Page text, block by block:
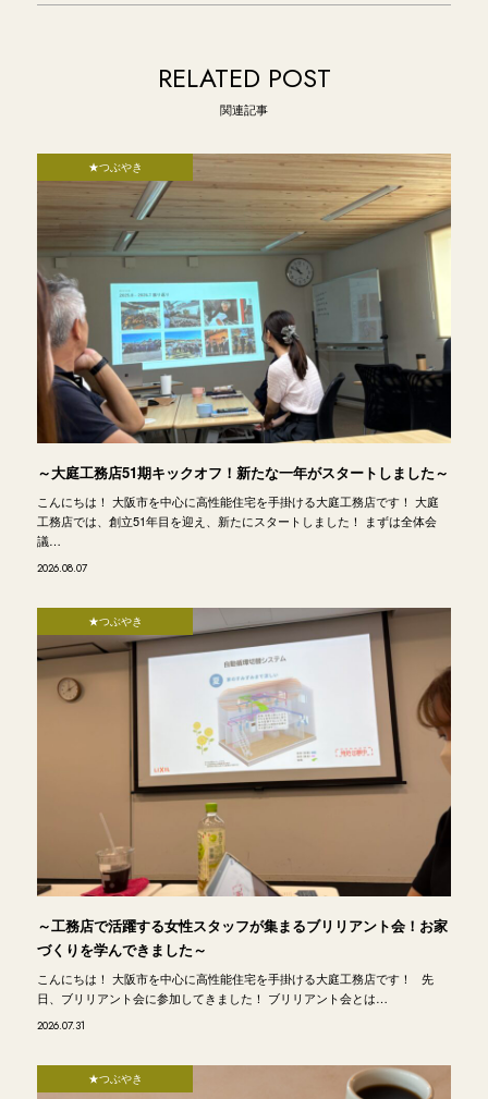
RELATED POST
関連記事
★つぶやき
～大庭工務店51期キックオフ！新たな一年がスタートしました～
こんにちは！ 大阪市を中心に高性能住宅を手掛ける大庭工務店です！ 大庭
工務店では、創立51年目を迎え、新たにスタートしました！ まずは全体会
議…
2026.08.07
★つぶやき
～工務店で活躍する女性スタッフが集まるブリリアント会！お家
づくりを学んできました～
こんにちは！ 大阪市を中心に高性能住宅を手掛ける大庭工務店です！ 先
日、ブリリアント会に参加してきました！ ブリリアント会とは…
2026.07.31
★つぶやき